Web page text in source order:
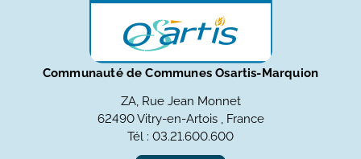
Communauté de Communes Osartis-Marquion
ZA, Rue Jean Monnet
62490 Vitry-en-Artois , France
Tél : 03.21.600.600